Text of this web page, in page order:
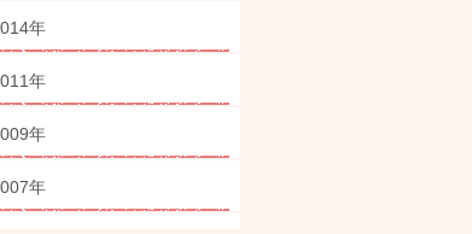
年
年
年
年